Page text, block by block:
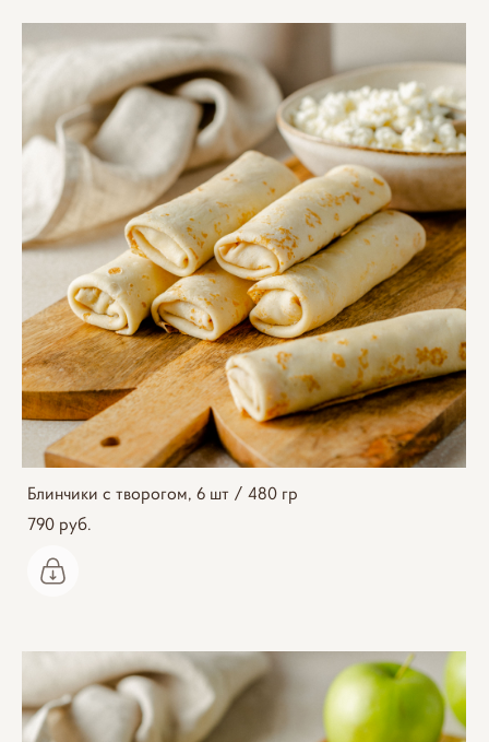
Блинчики с творогом, 6 шт / 480 гр
790 pуб.